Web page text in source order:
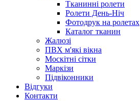
Тканинні ролети
Ролети День-Ніч
Фотодрук на ролетах
Каталог тканин
Жалюзі
ПВХ м'які вікна
Москітні сітки
Маркізи
Підвіконники
Відгуки
Контакти